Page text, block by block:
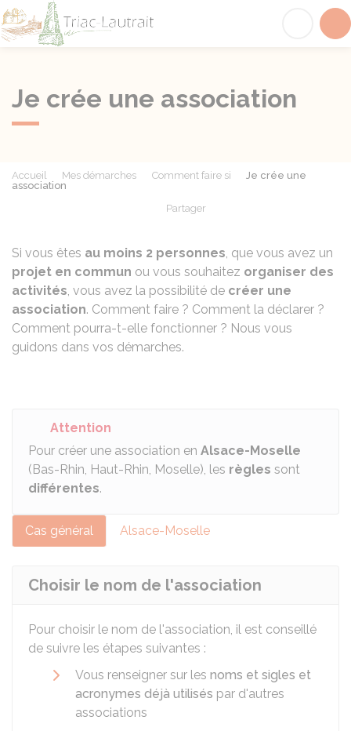
Je crée une association
Accueil Mes démarches Comment faire si
Je crée une
association
Partager
Si vous êtes au moins 2 personnes, que vous avez un
projet en commun ou vous souhaitez organiser des
activités, vous avez la possibilité de créer une
association. Comment faire ? Comment la déclarer ?
Comment pourra-t-elle fonctionner ? Nous vous
guidons dans vos démarches.
Attention
Pour créer une association en Alsace-Moselle
(Bas-Rhin, Haut-Rhin, Moselle), les règles sont
différentes.
Cas général Alsace-Moselle
Choisir le nom de l'association
Pour choisir le nom de l'association, il est conseillé
de suivre les étapes suivantes :
Vous renseigner sur les noms et sigles et
acronymes déjà utilisés par d'autres
associations